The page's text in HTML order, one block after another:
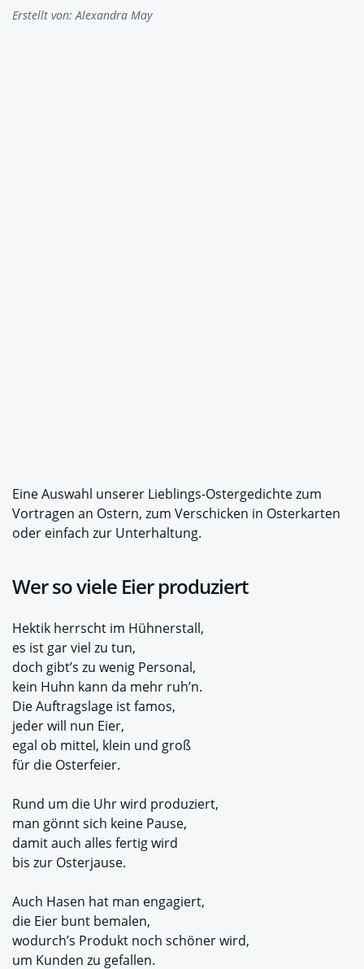
Erstellt von: Alexandra May
Eine Auswahl unserer Lieblings-Ostergedichte zum
Vortragen an Ostern, zum Verschicken in Osterkarten
oder einfach zur Unterhaltung.
Wer so viele Eier produziert
Hektik herrscht im Hühnerstall,
es ist gar viel zu tun,
doch gibt’s zu wenig Personal,
kein Huhn kann da mehr ruh’n.
Die Auftragslage ist famos,
jeder will nun Eier,
egal ob mittel, klein und groß
für die Osterfeier.
Rund um die Uhr wird produziert,
man gönnt sich keine Pause,
damit auch alles fertig wird
bis zur Osterjause.
Auch Hasen hat man engagiert,
die Eier bunt bemalen,
wodurch’s Produkt noch schöner wird,
um Kunden zu gefallen.